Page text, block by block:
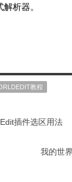
析器。
教程
插件选区用法
我的世